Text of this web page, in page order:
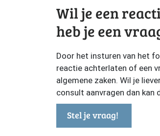
Wil je een
heb je een
Door het insturen van het
reactie achterlaten of een
algemene zaken. Wil je
consult aanvragen dan kan
Stel je vraag!